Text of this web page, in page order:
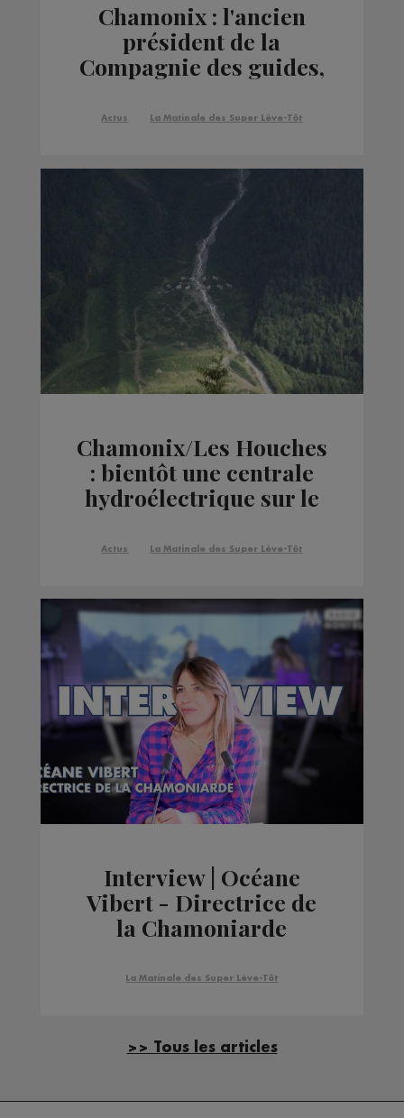
Chamonix : l'ancien
président de la
Compagnie des guides,
est décédé
Actus La Matinale des Super Lève-Tôt
Chamonix/Les Houches
: bientôt une centrale
hydroélectrique sur le
Actus La Matinale des Super Lève-Tôt
Interview | Océane
Vibert - Directrice de
la Chamoniarde
La Matinale des Super Lève-Tôt
>> Tous les articles